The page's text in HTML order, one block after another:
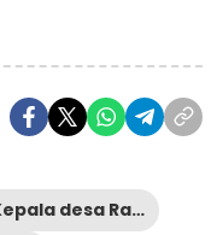
Kepala desa Randu 7